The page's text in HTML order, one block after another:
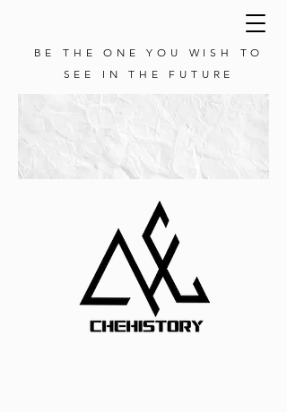
BE THE ONE YOU WISH TO
SEE IN THE FUTURE